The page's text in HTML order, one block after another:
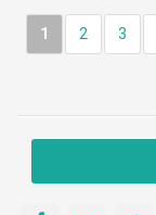
1 2 3